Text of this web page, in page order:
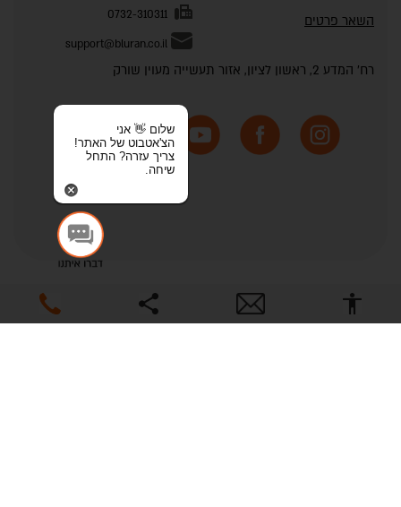
השאר פרטים
0732-310311
support@bluran.co.il
רח' המדע 2, ראשון לציון, אזור תעשייה מעוין שורק
שלום 👋 אני
הצ'אטבוט של האתר!
צריך עזרה? התחל
שיחה.